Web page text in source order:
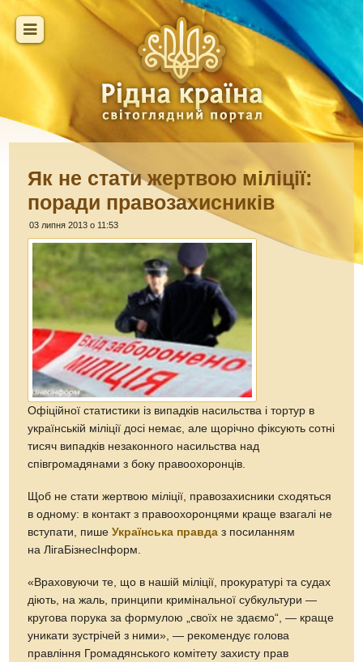
Як не стати жертвою міліції:
поради правозахисників
03 липня 2013 о 11:53
Офіційної статистики із випадків насильства і тортур в
українській міліції досі немає, але щорічно фіксують сотні
тисяч випадків незаконного насильства над
співгромадянами з боку правоохоронців.
Щоб не стати жертвою міліції, правозахисники сходяться
в одному: в контакт з правоохоронцями краще взагалі не
вступати, пишеУкраїнська правда з посиланням
на ЛігаБізнесІнформ.
«Враховуючи те, що в нашій міліції, прокуратурі та судах
діють, на жаль, принципи кримінальної субкультури —
кругова порука за формулою „своїх не здаємо“, — краще
уникати зустрічей з ними», — рекомендує голова
правління Громадянського комітету захисту прав